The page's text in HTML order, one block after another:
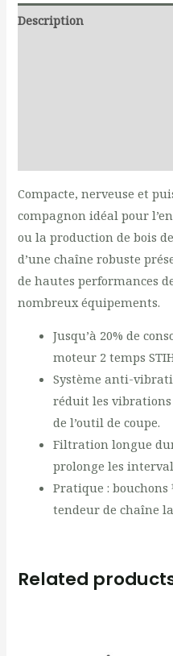
Description
Compacte, nerveuse et
compagnon idéal pour
ou la production de bois
d’une chaîne robuste
de hautes performances
nombreux équipements.
Jusqu’à 20% de
moteur 2 temps
Système anti-
réduit les
de l’outil de coupe.
Filtration longue
prolonge les
Pratique :
tendeur de chaîne
Related